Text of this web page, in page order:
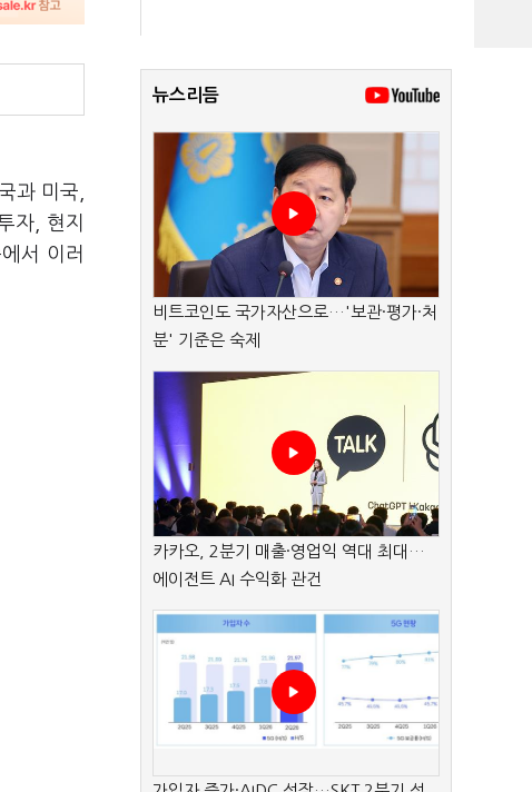
과 미국,
자, 현지
서 이러
뉴스리듬
비트코인도 국가자산으로…'보관·평가·처
분' 기준은 숙제
카카오, 2분기 매출·영업익 역대 최대…
에이전트 AI 수익화 관건